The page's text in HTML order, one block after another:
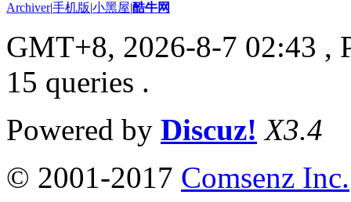
Archiver|手机版|小黑屋|酷牛网
GMT+8, 2026-8-7 02:43 ,
15 queries .
Powered by Discuz! X3.4
© 2001-2017 Comsenz Inc.